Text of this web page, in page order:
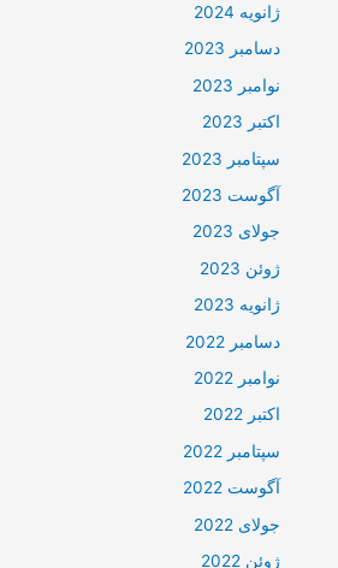
ژانویه 2024
دسامبر 2023
نوامبر 2023
اکتبر 2023
سپتامبر 2023
آگوست 2023
جولای 2023
ژوئن 2023
ژانویه 2023
دسامبر 2022
نوامبر 2022
اکتبر 2022
سپتامبر 2022
آگوست 2022
جولای 2022
ژوئن 2022